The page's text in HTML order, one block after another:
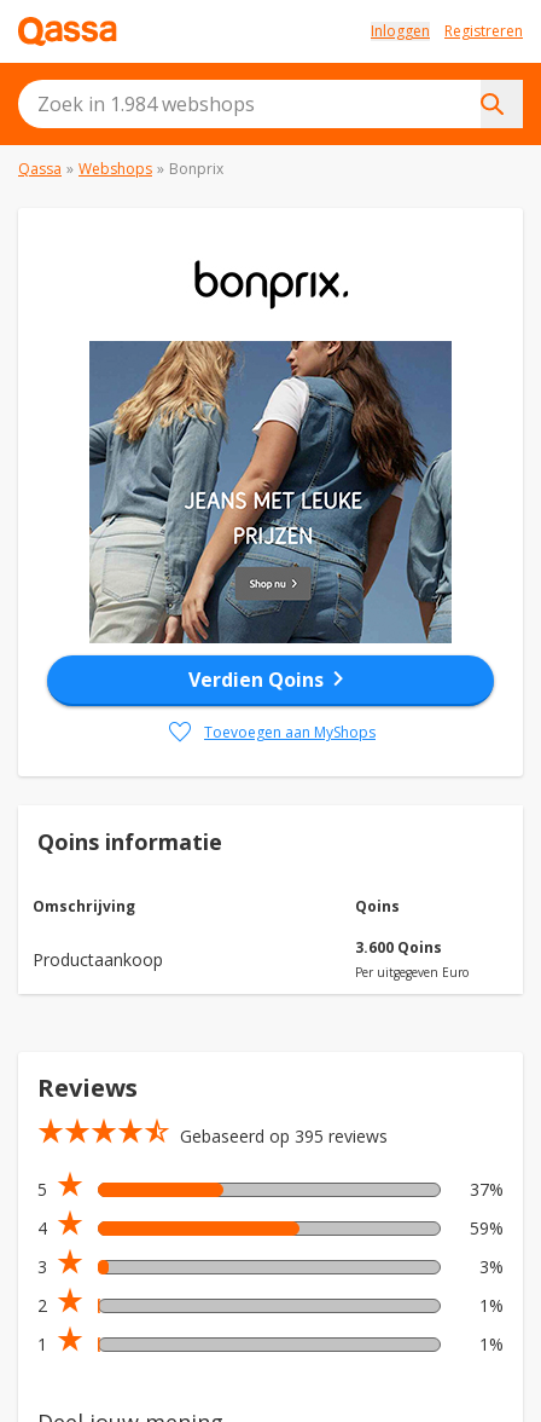
Inloggen Registreren
Qassa » Webshops » Bonprix
Verdien Qoins chevron_right
favorite
Toevoegen aan MyShops
Qoins informatie
Omschrijving Qoins
Productaankoop
3.600 Qoins
Per uitgegeven Euro
Reviews
star_ratestar_ratestar_ratestar_ratestar_rate_half Gebaseerd op 395 reviews
5 star_rate
37%
4 star_rate
59%
3 star_rate
3%
2 star_rate
1%
1
star_rate 1%